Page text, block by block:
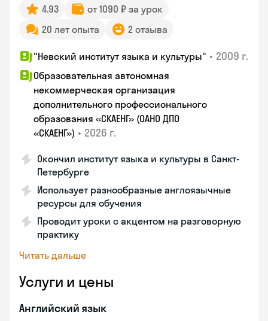
4.93
от 1090 ₽ за урок
20 лет опыта
2 отзыва
"Невский институт языка и культуры" • 2009 г.
Образовательная автономная
некоммерческая организация
дополнительного профессионального
образования «СКАЕНГ» (ОАНО ДПО
«СКАЕНГ») • 2026 г.
Окончил институт языка и культуры в Санкт-
Петербурге
Использует разнообразные англоязычные
ресурсы для обучения
Проводит уроки с акцентом на разговорную
практику
Читать дальше
Услуги и цены
Английский язык